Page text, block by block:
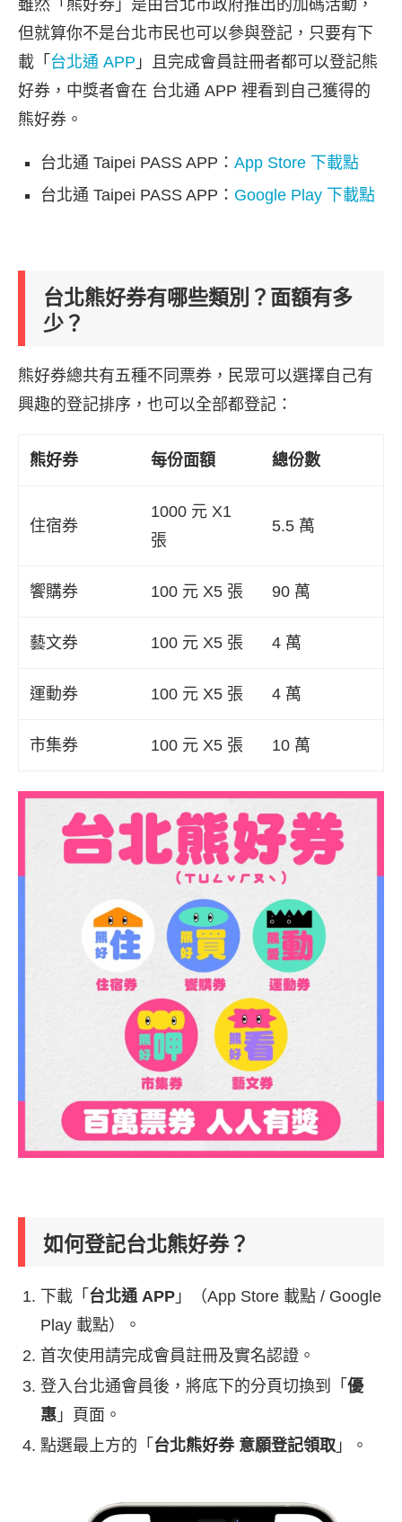
雖然「熊好券」是由台北市政府推出的加碼活動，
但就算你不是台北市民也可以參與登記，只要有下
載「 台北通 APP 」且完成會員註冊者都可以登記熊
好券，中獎者會在 台北通 APP 裡看到自己獲得的
熊好券。
台北通 Taipei PASS APP： App Store 下載點
台北通 Taipei PASS APP： Google Play 下載點
台北熊好券有哪些類別？面額有多
少？
熊好券總共有五種不同票券，民眾可以選擇自己有
興趣的登記排序，也可以全部都登記：
熊好券 每份面額 總份數
住宿券
1000 元 X1
張
5.5 萬
饗購券 100 元 X5 張 90 萬
藝文券 100 元 X5 張 4 萬
運動券 100 元 X5 張 4 萬
市集券 100 元 X5 張 10 萬
如何登記台北熊好券？
下載「 台北通 APP 」（App Store 載點 / Google
Play 載點）。
首次使用請完成會員註冊及實名認證。
登入台北通會員後，將底下的分頁切換到「 優
惠 」頁面。
點選最上方的「 台北熊好券 意願登記領取」。